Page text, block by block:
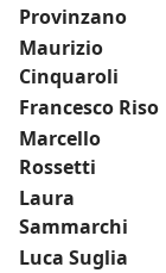
Provinzano
Maurizio
Cinquaroli
Francesco Riso
Marcello
Rossetti
Laura
Sammarchi
Luca Suglia